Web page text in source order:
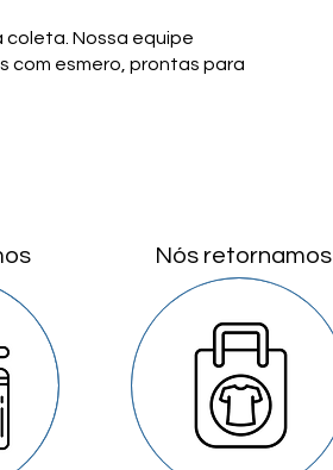
Nossa equipe
com esmero, prontas para
Nós retornamos